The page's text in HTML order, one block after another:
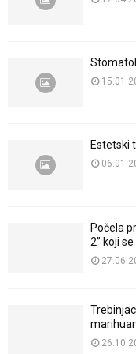
Estetski
Počela
2” koji